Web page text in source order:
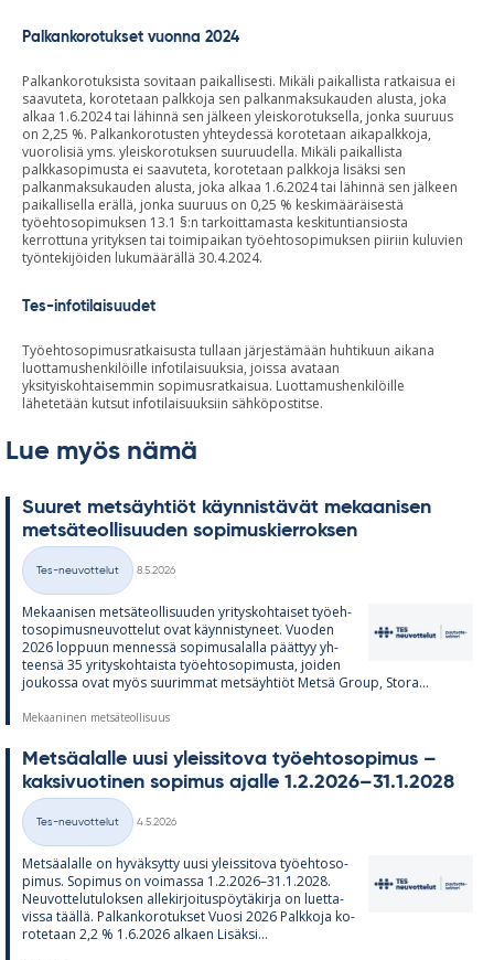
Palkankorotukset vuonna 2024
Palkankorotuksista sovitaan paikallisesti. Mikäli paikallista ratkaisua ei
saavuteta, korotetaan palkkoja sen palkanmaksukauden alusta, joka
alkaa 1.6.2024 tai lähinnä sen jälkeen yleiskorotuksella, jonka suuruus
on 2,25 %. Palkankorotusten yhteydessä korotetaan aikapalkkoja,
vuorolisiä yms. yleiskorotuksen suuruudella. Mikäli paikallista
palkkasopimusta ei saavuteta, korotetaan palkkoja lisäksi sen
palkanmaksukauden alusta, joka alkaa 1.6.2024 tai lähinnä sen jälkeen
paikallisella erällä, jonka suuruus on 0,25 % keskimääräisestä
työehtosopimuksen 13.1 §:n tarkoittamasta keskituntiansiosta
kerrottuna yrityksen tai toimipaikan työehtosopimuksen piiriin kuluvien
työntekijöiden lukumäärällä 30.4.2024.
Tes-infotilaisuudet
Työehtosopimusratkaisusta tullaan järjestämään huhtikuun aikana
luottamushenkilöille infotilaisuuksia, joissa avataan
yksityiskohtaisemmin sopimusratkaisua. Luottamushenkilöille
lähetetään kutsut infotilaisuuksiin sähköpostitse.
Lue myös nämä
Suu­ret met­säyh­tiöt käyn­nis­tä­vät me­kaa­ni­sen
met­sä­teol­li­suu­den so­pi­mus­kier­rok­sen
Kategoriat
Tes-neuvottelut
8.5.2026
Me­kaa­ni­sen met­sä­teol­li­suu­den yri­tys­koh­tai­set työ­eh­
to­so­pi­mus­neu­vot­te­lut ovat käyn­nis­ty­neet. Vuo­den
2026 lop­puun men­nessä so­pi­musa­lalla päät­tyy yh­
teensä 35 yri­tys­koh­taista työ­eh­to­so­pi­musta, joi­den
jou­kossa ovat myös suu­rim­mat met­säyh­tiöt Metsä Group, Stora...
Mekaaninen metsäteollisuus
Met­sä­alalle uusi yleis­si­tova työ­eh­to­so­pi­mus –
kak­si­vuo­ti­nen so­pi­mus ajalle 1.2.2026–31.1.2028
Kategoriat
Tes-neuvottelut
4.5.2026
Met­sä­alalle on hy­väk­sytty uusi yleis­si­tova työ­eh­to­so­
pi­mus. So­pi­mus on voi­massa 1.2.2026–31.1.2028.
Neu­vot­te­lu­tu­lok­sen al­le­kir­joi­tus­pöy­tä­kirja on luet­ta­
vissa täällä. Pal­kan­ko­ro­tuk­set Vuosi 2026 Palk­koja ko­
ro­te­taan 2,2 % 1.6.2026 al­kaen Li­säksi...